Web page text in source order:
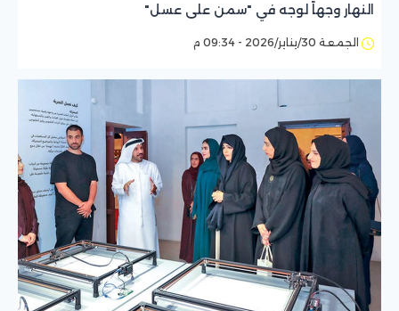
النهار وجهاً لوجه في "سمن على عسل"
الجمعة 30/يناير/2026 - 09:34 م